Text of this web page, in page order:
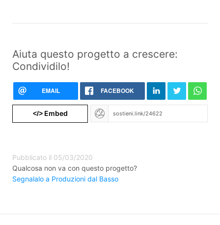
Aiuta questo progetto a crescere:
Condividilo!
EMAIL FACEBOOK
</>Embed
Pubblicato il 05/03/2020
Qualcosa non va con questo progetto?
Segnalalo a Produzioni dal Basso